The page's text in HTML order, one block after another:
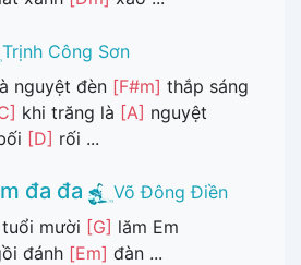
Trịnh Công Sơn
nguyệt đèn [F#m] thắp sáng
khi trăng là [A] nguyệt
[D] rối ...
đa đa
Võ Đông Điền
mười [G] lăm Em
đánh [Em] đàn ...